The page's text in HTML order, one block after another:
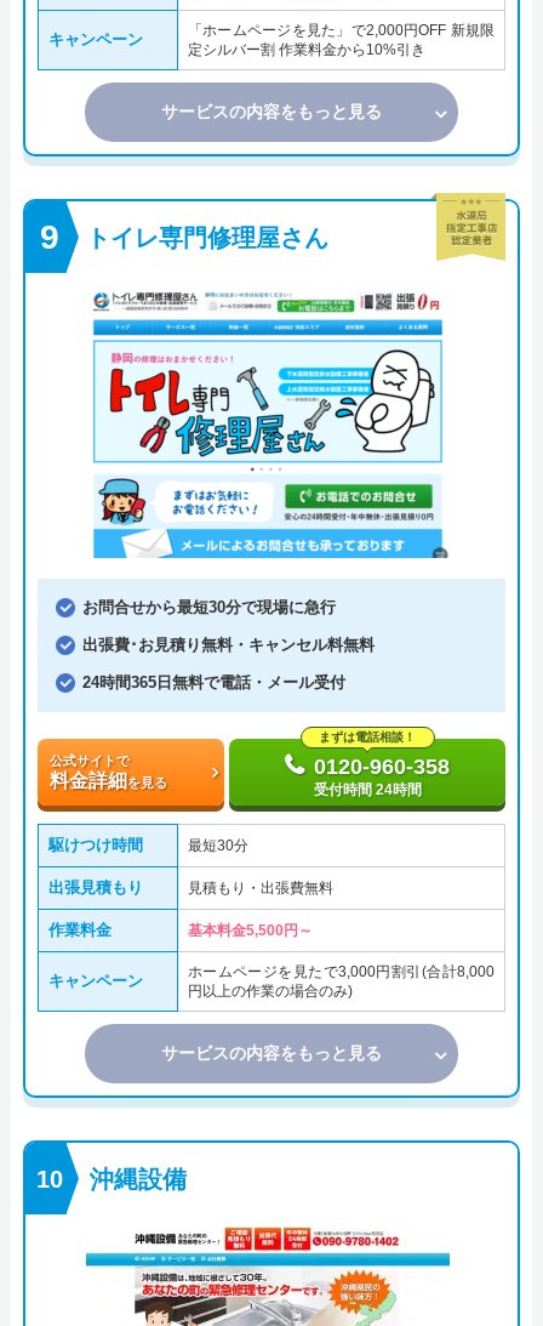
キャンペーン
「ホームページを見た」で2,000円OFF 新規限
定シルバー割 作業料金から10%引き
サービスの内容をもっと見る
トイレ専門修理屋さん
お問合せから最短30分で現場に急行
出張費･お見積り無料・キャンセル料無料
24時間365日無料で電話・メール受付
公式サイトで
料金詳細を見る
まずは電話相談！
0120-960-358
受付時間 24時間
駆けつけ時間 最短30分
出張見積もり 見積もり・出張費無料
作業料金 基本料金5,500円～
キャンペーン
ホームページを見たで3,000円割引(合計8,000
円以上の作業の場合のみ)
サービスの内容をもっと見る
沖縄設備